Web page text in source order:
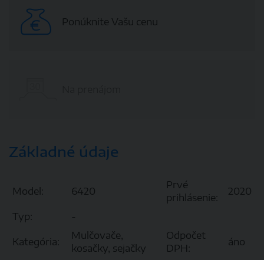
Ponúknite Vašu cenu
Základné údaje
Model: 6420
Prvé
prihlásenie:
2020
Typ: -
Kategória:
Mulčovače,
kosačky, sejačky
Odpočet
DPH:
áno